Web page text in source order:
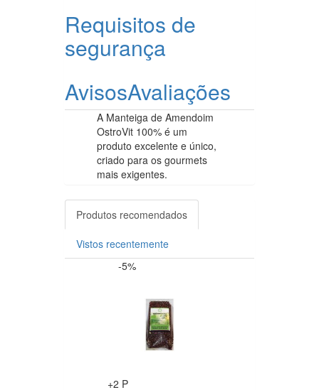
Requisitos de
segurança
AvisosAvaliações
A Manteiga de Amendoim
OstroVit 100% é um
produto excelente e único,
criado para os gourmets
mais exigentes.
Produtos recomendados
Vistos recentemente
-5%
+2 P